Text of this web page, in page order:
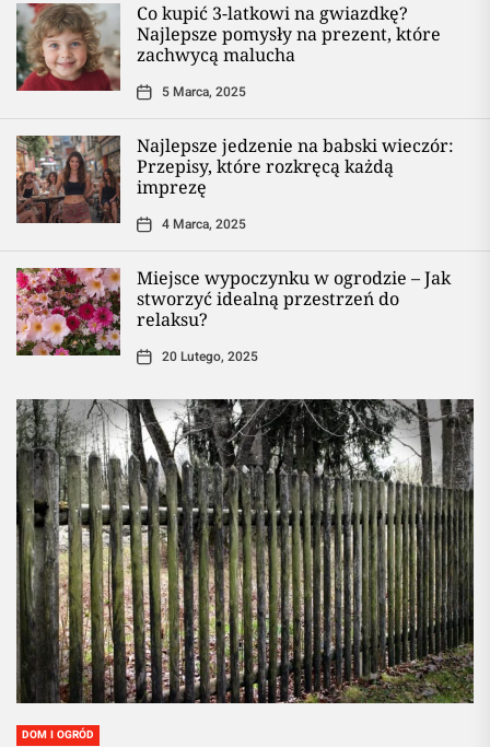
Co kupić 3-latkowi na gwiazdkę?
Najlepsze pomysły na prezent, które
zachwycą malucha
5 Marca, 2025
Najlepsze jedzenie na babski wieczór:
Przepisy, które rozkręcą każdą
imprezę
4 Marca, 2025
Miejsce wypoczynku w ogrodzie – Jak
stworzyć idealną przestrzeń do
relaksu?
20 Lutego, 2025
DOM I OGRÓD